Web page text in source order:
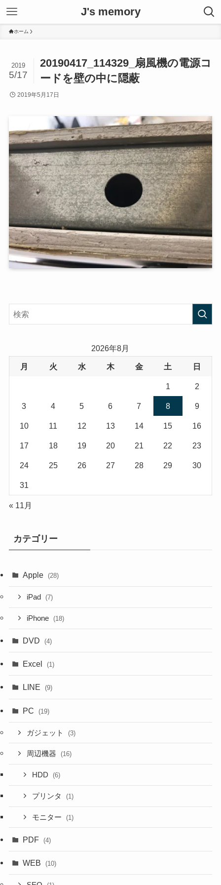
J's memory
ホーム
20190417_114329_扇風機の電源コ
ードを壁の中に隠蔽
2019
5/17
2019年5月17日
2026年8月
月 火 水 木 金 土 日
1 2
3 4 5 6 7 8 9
10 11 12 13 14 15 16
17 18 19 20 21 22 23
24 25 26 27 28 29 30
31
« 11月
カテゴリー
Apple (28)
iPad (7)
iPhone (18)
DVD (4)
Excel (1)
LINE (9)
PC (19)
ガジェット (3)
周辺機器 (16)
HDD (6)
プリンタ (1)
モニター (1)
PDF (4)
WEB (10)